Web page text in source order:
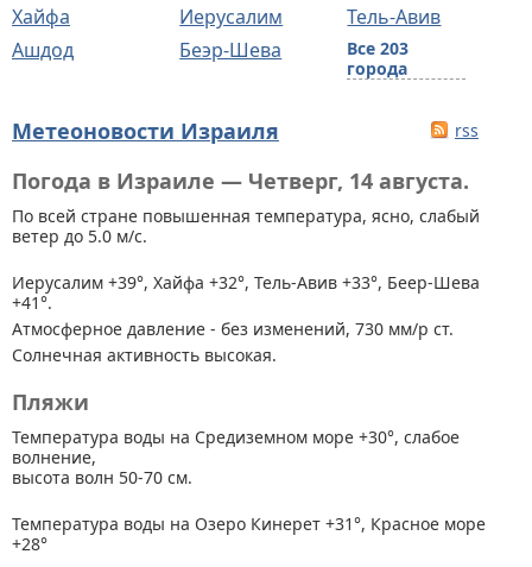
Хайфа Иерусалим
Тель-Авив
Ашдод
Беэр-Шева
Все 203
города
Метеоновости Израиля rss
Погода в Израиле — Четверг, 14 августа.
По всей стране повышенная температура, ясно, слабый
ветер до 5.0 м/с.
Иерусалим +39°, Хайфа +32°, Тель-Авив +33°, Беер-Шева
+41°.
Атмосферное давление - без изменений, 730 мм/р ст.
Солнечная активность высокая.
Пляжи
Температура воды на Средиземном море +30°, слабое
волнение,
высота волн 50-70 см.
Температура воды на Озеро Кинерет +31°, Красное море
+28°